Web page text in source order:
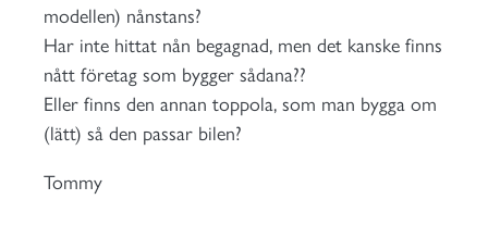
modellen) nånstans?
Har inte hittat nån begagnad, men det kanske finns
nått företag som bygger sådana??
Eller finns den annan toppola, som man bygga om
(lätt) så den passar bilen?
Tommy